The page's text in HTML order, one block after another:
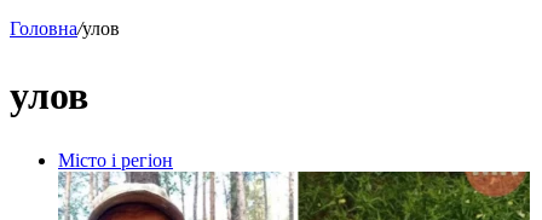
Головна/улов
улов
Місто і регіон